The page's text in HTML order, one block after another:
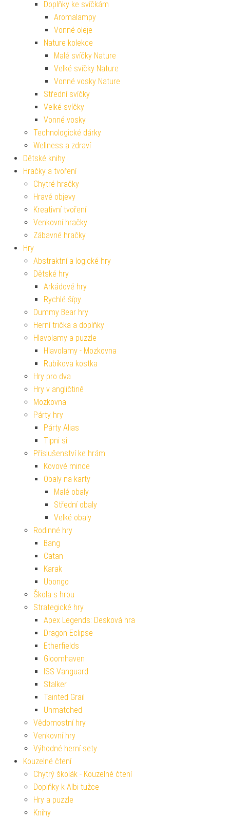
Doplňky ke svíčkám
Aromalampy
Vonné oleje
Nature kolekce
Malé svíčky Nature
Velké svíčky Nature
Vonné vosky Nature
Střední svíčky
Velké svíčky
Vonné vosky
Technologické dárky
Wellness a zdraví
Dětské knihy
Hračky a tvoření
Chytré hračky
Hravé objevy
Kreativní tvoření
Venkovní hračky
Zábavné hračky
Hry
Abstraktní a logické hry
Dětské hry
Arkádové hry
Rychlé šípy
Dummy Bear hry
Herní trička a doplňky
Hlavolamy a puzzle
Hlavolamy - Mozkovna
Rubikova kostka
Hry pro dva
Hry v angličtině
Mozkovna
Párty hry
Párty Alias
Tipni si
Příslušenství ke hrám
Kovové mince
Obaly na karty
Malé obaly
Střední obaly
Velké obaly
Rodinné hry
Bang
Catan
Karak
Ubongo
Škola s hrou
Strategické hry
Apex Legends: Desková hra
Dragon Eclipse
Etherfields
Gloomhaven
ISS Vanguard
Stalker
Tainted Grail
Unmatched
Vědomostní hry
Venkovní hry
Výhodné herní sety
Kouzelné čtení
Chytrý školák - Kouzelné čtení
Doplňky k Albi tužce
Hry a puzzle
Knihy